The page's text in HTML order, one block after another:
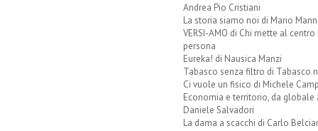
Andrea Pio Cristiani
La storia siamo noi di Mario
VERSI-AMO di Chi mette al centro
persona
Eureka! di Nausica Manzi
Tabasco senza filtro di Tabasco
Ci vuole un fisico di Michele
Economia e territorio, da globale
Daniele Salvadori
La dama a scacchi di Carlo